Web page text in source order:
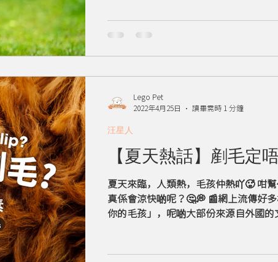
【夏天熱話】剷毛定
夏天來臨，人類熱，毛孩仲熱吖🥵 咁
真係會涼快啲呢？🤔💭 📰網上流傳好多標題都話「剷毛害死
你的毛孩」，呢啲大部份來源自外國
汪星人
Lego Pet
2022年4月25日
讀畢需時 1 分鐘